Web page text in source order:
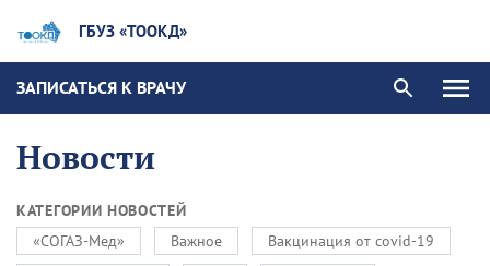
ГБУЗ «ТООКД»
ЗАПИСАТЬСЯ К ВРАЧУ
Новости
КАТЕГОРИИ НОВОСТЕЙ
«СОГАЗ-Мед»
Важное
Вакцинация от covid-19